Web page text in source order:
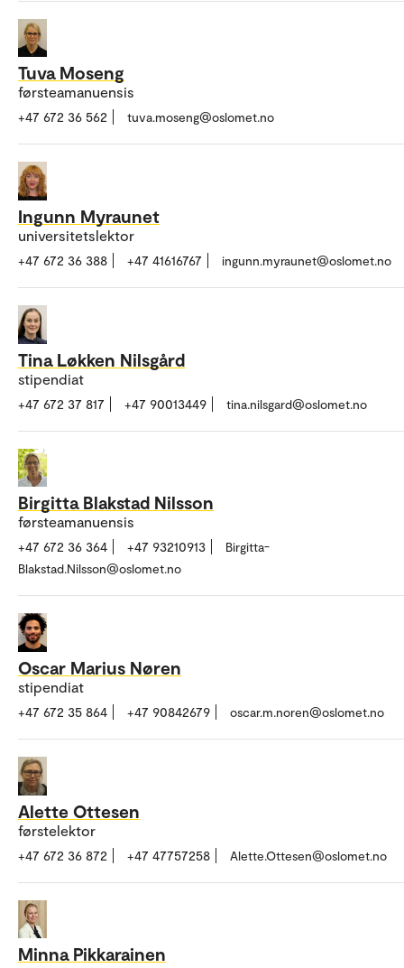
Tuva Moseng
førsteamanuensis
+47 672 36 562 tuva.moseng@oslomet.no
Ingunn Myraunet
universitetslektor
+47 672 36 388 +47 41616767 ingunn.myraunet@oslomet.no
Tina Løkken Nilsgård
stipendiat
+47 672 37 817 +47 90013449 tina.nilsgard@oslomet.no
Birgitta Blakstad Nilsson
førsteamanuensis
+47 672 36 364 +47 93210913
Birgitta-
Blakstad.Nilsson@oslomet.no
Oscar Marius Nøren
stipendiat
+47 672 35 864 +47 90842679 oscar.m.noren@oslomet.no
Alette Ottesen
førstelektor
+47 672 36 872 +47 47757258 Alette.Ottesen@oslomet.no
Minna Pikkarainen